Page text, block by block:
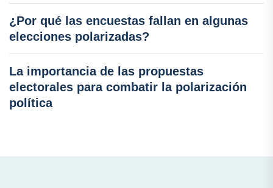
¿Por qué las encuestas fallan en algunas
elecciones polarizadas?
La importancia de las propuestas
electorales para combatir la polarización
política